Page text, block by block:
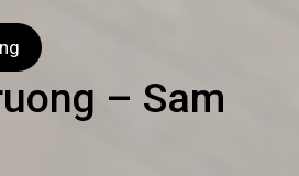
– Sam